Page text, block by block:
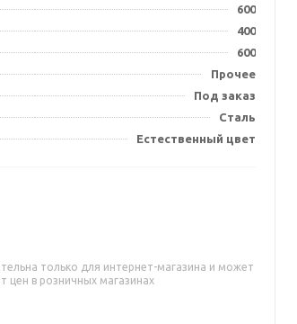
600
400
600
Прочее
Под заказ
Сталь
Естественный цвет
только для интернет-магазина и может
цен в розничных магазинах